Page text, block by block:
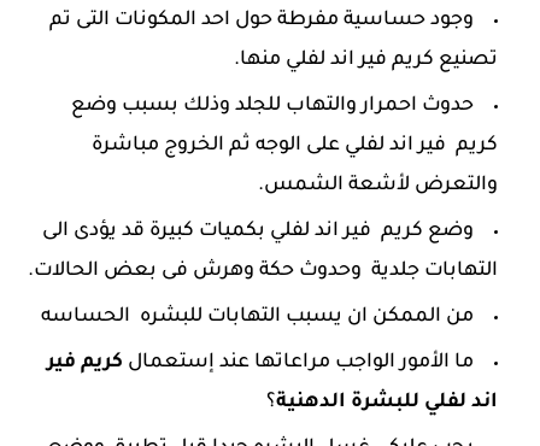
وجود حساسية مفرطة حول احد المكونات التى تم
تصنيع كريم فير اند لفلي منها.
حدوث احمرار والتهاب للجلد وذلك بسبب وضع
كريم فير اند لفلي على الوجه ثم الخروج مباشرة
والتعرض لأشعة الشمس.
وضع كريم فير اند لفلي بكميات كبيرة قد يؤدى الى
التهابات جلدية وحدوث حكة وهرش فى بعض الحالات.
من الممكن ان يسبب التهابات للبشره الحساسه
ما الأمور الواجب مراعاتها عند إستعمال كريم فير
اند لفلي للبشرة الدهنية؟